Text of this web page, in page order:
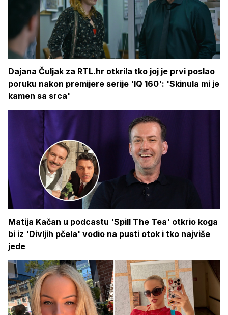
Dajana Čuljak za RTL.hr otkrila tko joj je prvi poslao
poruku nakon premijere serije 'IQ 160': 'Skinula mi je
kamen sa srca'
Matija Kačan u podcastu 'Spill The Tea' otkrio koga
bi iz 'Divljih pčela' vodio na pusti otok i tko najviše
jede